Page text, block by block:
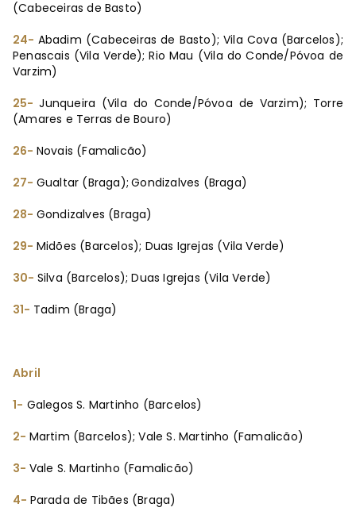
(Cabeceiras de Basto)
24- Abadim (Cabeceiras de Basto); Vila Cova (Barcelos);
Penascais (Vila Verde); Rio Mau (Vila do Conde/Póvoa de
Varzim)
25-Junqueira (Vila do Conde/Póvoa de Varzim); Torre
(Amares e Terras de Bouro)
26- Novais (Famalicão)
27- Gualtar (Braga); Gondizalves (Braga)
28- Gondizalves (Braga)
29- Midões (Barcelos); Duas Igrejas (Vila Verde)
30- Silva (Barcelos); Duas Igrejas (Vila Verde)
31- Tadim (Braga)
Abril
1- Galegos S. Martinho (Barcelos)
2- Martim (Barcelos); Vale S. Martinho (Famalicão)
3- Vale S. Martinho (Famalicão)
4- Parada de Tibães (Braga)